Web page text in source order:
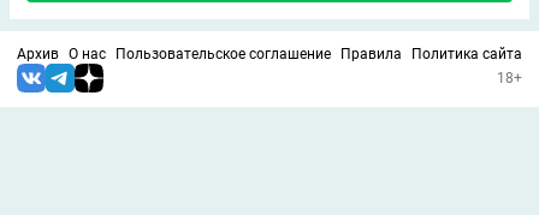
Архив О нас Пользовательское соглашение Правила
Политика сайта
18+